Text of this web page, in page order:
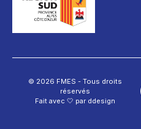
© 2026 FMES - Tous droits
réservés
Fait avec 🤍 par ddesign